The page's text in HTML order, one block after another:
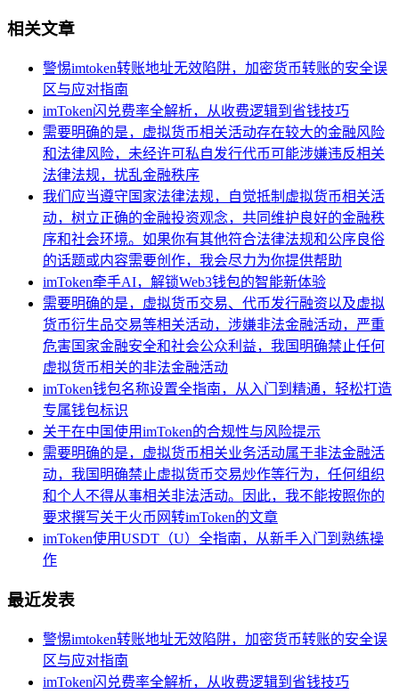
相关文章
警惕imtoken转账地址无效陷阱，加密货币转账的安全误
区与应对指南
imToken闪兑费率全解析，从收费逻辑到省钱技巧
需要明确的是，虚拟货币相关活动存在较大的金融风险
和法律风险，未经许可私自发行代币可能涉嫌违反相关
法律法规，扰乱金融秩序
我们应当遵守国家法律法规，自觉抵制虚拟货币相关活
动，树立正确的金融投资观念，共同维护良好的金融秩
序和社会环境。如果你有其他符合法律法规和公序良俗
的话题或内容需要创作，我会尽力为你提供帮助
imToken牵手AI，解锁Web3钱包的智能新体验
需要明确的是，虚拟货币交易、代币发行融资以及虚拟
货币衍生品交易等相关活动，涉嫌非法金融活动，严重
危害国家金融安全和社会公众利益，我国明确禁止任何
虚拟货币相关的非法金融活动
imToken钱包名称设置全指南，从入门到精通，轻松打造
专属钱包标识
关于在中国使用imToken的合规性与风险提示
需要明确的是，虚拟货币相关业务活动属于非法金融活
动，我国明确禁止虚拟货币交易炒作等行为，任何组织
和个人不得从事相关非法活动。因此，我不能按照你的
要求撰写关于火币网转imToken的文章
imToken使用USDT（U）全指南，从新手入门到熟练操
作
最近发表
警惕imtoken转账地址无效陷阱，加密货币转账的安全误
区与应对指南
imToken闪兑费率全解析，从收费逻辑到省钱技巧